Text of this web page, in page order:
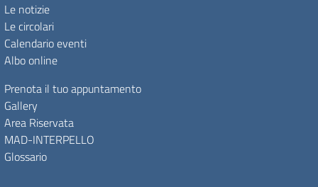
Le notizie
Le circolari
Calendario eventi
Albo online
Prenota il tuo appuntamento
Gallery
Area Riservata
MAD-INTERPELLO
Glossario